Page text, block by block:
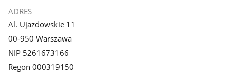
ADRES
Al. Ujazdowskie 11
00-950 Warszawa
NIP 5261673166
Regon 000319150